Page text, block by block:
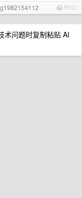
PRO
术问题时复制粘贴 AI